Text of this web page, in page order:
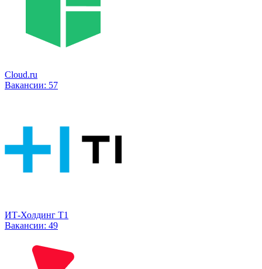
Cloud.ru
Вакансии: 57
ИТ-Холдинг Т1
Вакансии: 49